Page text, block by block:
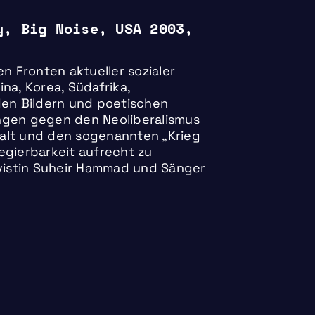
Big Noise, USA 2003,
Fronten aktueller sozialer
Korea, Südafrika,
Bildern und poetischen
gegen den Neoliberalismus
und den sogenannten „Krieg
aufrecht zu
Suheir Hammad und Sänger